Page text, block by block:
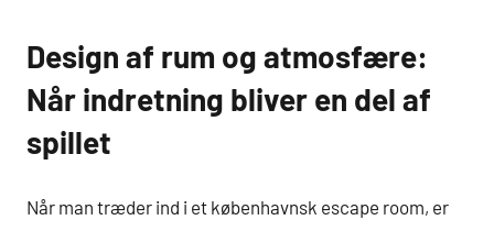
Design af rum og atmosfære:
Når indretning bliver en del af
spillet
Når man træder ind i et københavnsk escape room, er